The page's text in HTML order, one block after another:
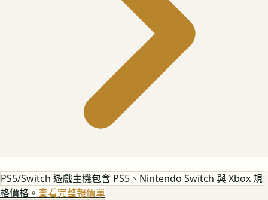
PS5/Switch 遊戲主機包含 PS5、Nintendo Switch 與 Xbox 規
格價格。 查看完整報價單